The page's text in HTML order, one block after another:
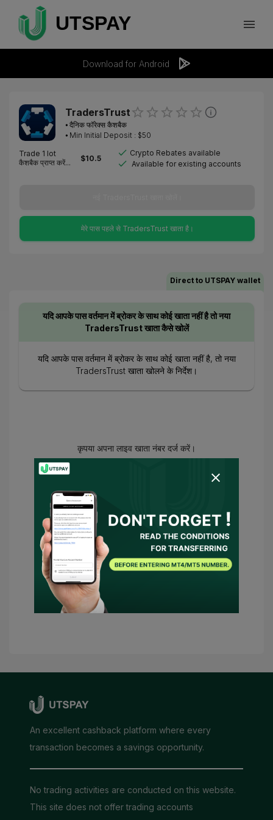
Download for Android
TradersTrust
⦁ दैनिक फॉरेक्स कैशबैक
⦁ Min Initial Deposit : $50
Trade 1 lot
कैशबैक प्राप्त करें...
$10.5
Crypto Rebates available
Available for existing accounts
मेरे पास पहले से TradersTrust खाता है।
Direct to UTSPAY wallet
यदि आपके पास वर्तमान में ब्रोकर के साथ कोई खाता नहीं है तो नया
TradersTrust खाता कैसे खोलें
यदि आपके पास वर्तमान में ब्रोकर के साथ कोई खाता नहीं है, तो नया
TradersTrust खाता खोलने के निर्देश।
कृपया अपना लाइव खाता नंबर दर्ज करें।
आप सहमत हो गए हैं
और मैं सहमति देता/देती हूँ कि UTSPAY मेरा प्रतिनिधि
बने या मेरी ओर से ब्रोकर से संपर्क करे। यदि कोई
आवश्यक शर्तें हों, तो UTSPAY को मेरा सलाहकार माना
जमा करें